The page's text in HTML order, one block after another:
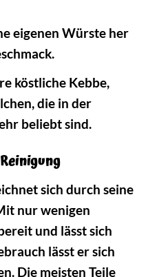
eigenen Würste her
köstliche Kebbe,
die in der
beliebt sind.
sich durch seine
nur wenigen
und lässt sich
lässt er sich
Die meisten Teile